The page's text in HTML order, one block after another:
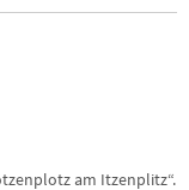
am Itzenplitz“.